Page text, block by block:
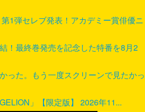
第1弾セレブ発表！アカデミー賞俳優ニ
！最終巻発売を記念した特番を8月2
った。もう一度スクリーンで見たかっ
」【限定版】 2026年11...